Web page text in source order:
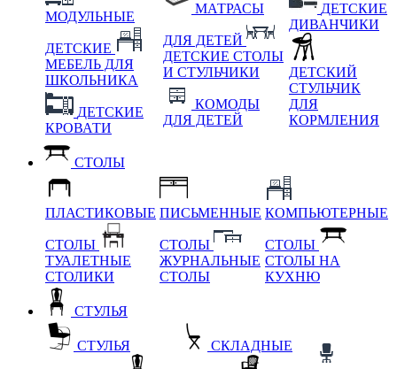
МОДУЛЬНЫЕ
ДЕТСКИЕ
МЕБЕЛЬ ДЛЯ
ШКОЛЬНИКА
ДЕТСКИЕ
КРОВАТИ
МАТРАСЫ
ДЛЯ ДЕТЕЙ
ДЕТСКИЕ СТОЛЫ
И СТУЛЬЧИКИ
КОМОДЫ
ДЛЯ ДЕТЕЙ
ДЕТСКИЕ
ДИВАНЧИКИ
ДЕТСКИЙ
СТУЛЬЧИК
ДЛЯ
КОРМЛЕНИЯ
СТОЛЫ
ПЛАСТИКОВЫЕ
СТОЛЫ
ТУАЛЕТНЫЕ
СТОЛИКИ
ПИСЬМЕННЫЕ
СТОЛЫ
ЖУРНАЛЬНЫЕ
СТОЛЫ
КОМПЬЮТЕРНЫЕ
СТОЛЫ
СТОЛЫ НА
КУХНЮ
СТУЛЬЯ
СТУЛЬЯ СКЛАДНЫЕ